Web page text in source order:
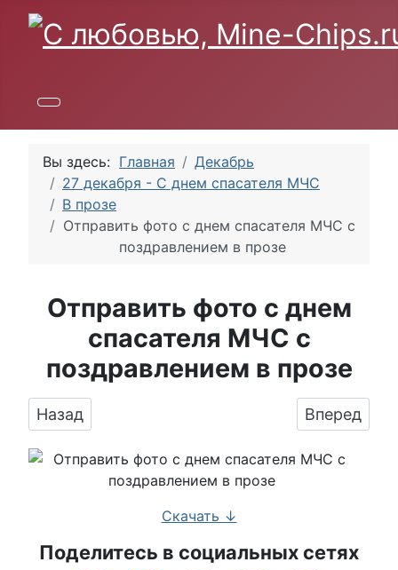
Вы здесь: Главная
Декабрь
27 декабря - С днем спасателя МЧС
В прозе
Отправить фото с днем спасателя МЧС с
поздравлением в прозе
Отправить фото с днем
спасателя МЧС с
поздравлением в прозе
Предыдущий: Бесплатно сохранить
Назад Вперед
Скачать ↓
Поделитесь в социальных сетях